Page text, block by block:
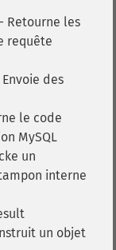
Retourne les
requête
des
le code
MySQL
un
interne
un objet